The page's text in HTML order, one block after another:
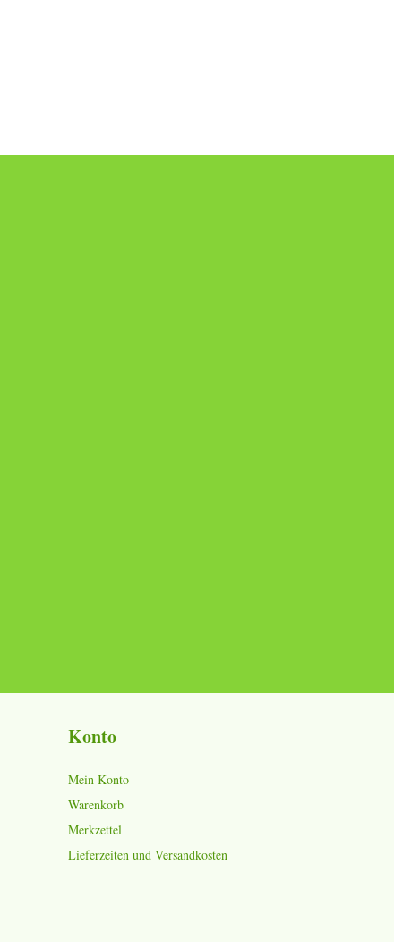
Konto
Mein Konto
Warenkorb
Merkzettel
Lieferzeiten und Versandkosten